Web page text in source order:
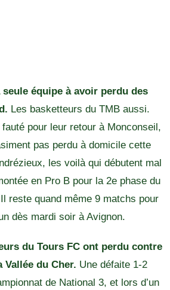
seule équipe à avoir perdu des
Les basketteurs du TMB aussi.
pour leur retour à Monconseil,
pas perdu à domicile cette
les voilà qui débutent mal
en Pro B pour la 2e phase du
reste quand même 9 matchs pour
dès mardi soir à Avignon.
du Tours FC ont perdu contre
Vallée du Cher. Une défaite 1-2
de National 3, et lors d’un